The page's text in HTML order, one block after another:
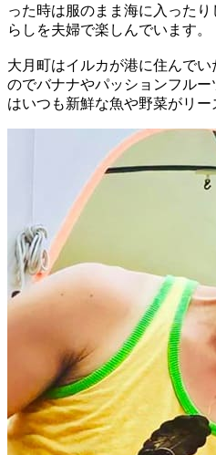
った時は服のまま海に入った
らしを夫婦で楽しんでいます。
大月町はイルカが港に住んで
のでバナナやパッションフル
はいつも新鮮な魚や野菜がリー